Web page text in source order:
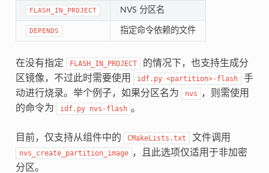
FLASH_IN_PROJECT NVS 分区名
DEPENDS 指定命令依赖的文件
在没有指定 FLASH_IN_PROJECT
的情况下，也支持生成分
区镜像，不过此时需要使用
idf.py <partition>-flash
手
动进行烧录。举个例子，如果分区名为
nvs
，则需使用
的命令为
idf.py nvs-flash 。
目前，仅支持从组件中的 CMakeLists.txt 文件调用
nvs_create_partition_image ，且此选项仅适用于非加密
分区。